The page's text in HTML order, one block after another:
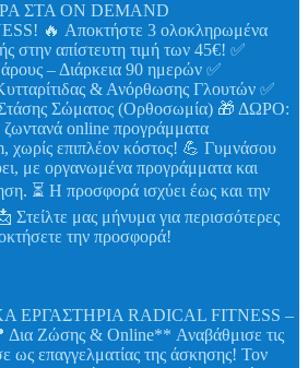
ΣΤΑ ON DEMAND
🔥 Αποκτήστε 3 ολοκληρωμένα
στην απίστευτη τιμή των 45€! ✅
– Διάρκεια 90 ημερών ✅
& Ανόρθωσης Γλουτών ✅
Σώματος (Ορθοσωμία) 🎁 ΔΩΡΟ:
online προγράμματα
χωρίς επιπλέον κόστος! 💪 Γυμνάσου
με οργανωμένα προγράμματα και
⏳ Η προσφορά ισχύει έως και την
μας μήνυμα για περισσότερες
την προσφορά!